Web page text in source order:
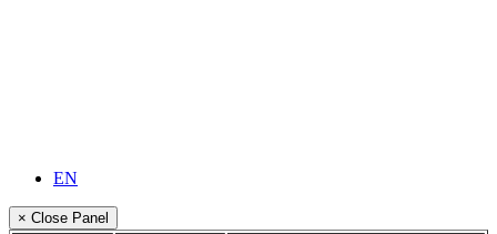
EN
× Close Panel